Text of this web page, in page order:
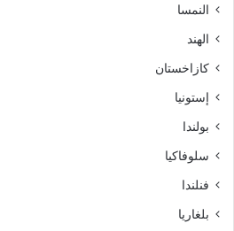
النمسا
الهند
كازاخستان
إستونيا
بولندا
سلوفاكيا
فنلندا
بلغاريا